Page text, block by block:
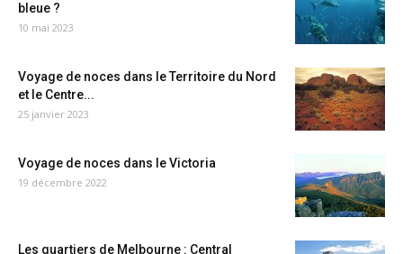
bleue ?
10 mai 2023
Voyage de noces dans le Territoire du Nord
et le Centre...
25 janvier 2023
Voyage de noces dans le Victoria
19 décembre 2022
Les quartiers de Melbourne : Central